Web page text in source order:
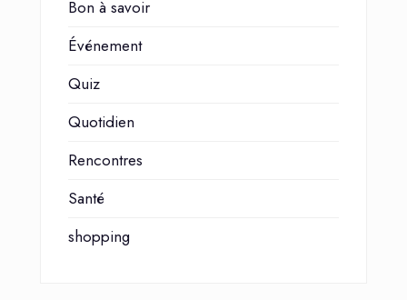
Bon à savoir
Événement
Quiz
Quotidien
Rencontres
Santé
shopping